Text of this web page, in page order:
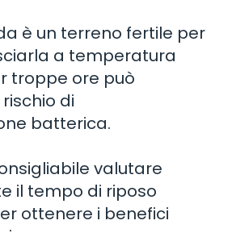
è un terreno fertile per
a temperatura
troppe ore può
di
batterica.
valutare
il tempo di riposo
ottenere i benefici